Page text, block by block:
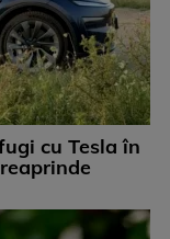
cu Tesla în